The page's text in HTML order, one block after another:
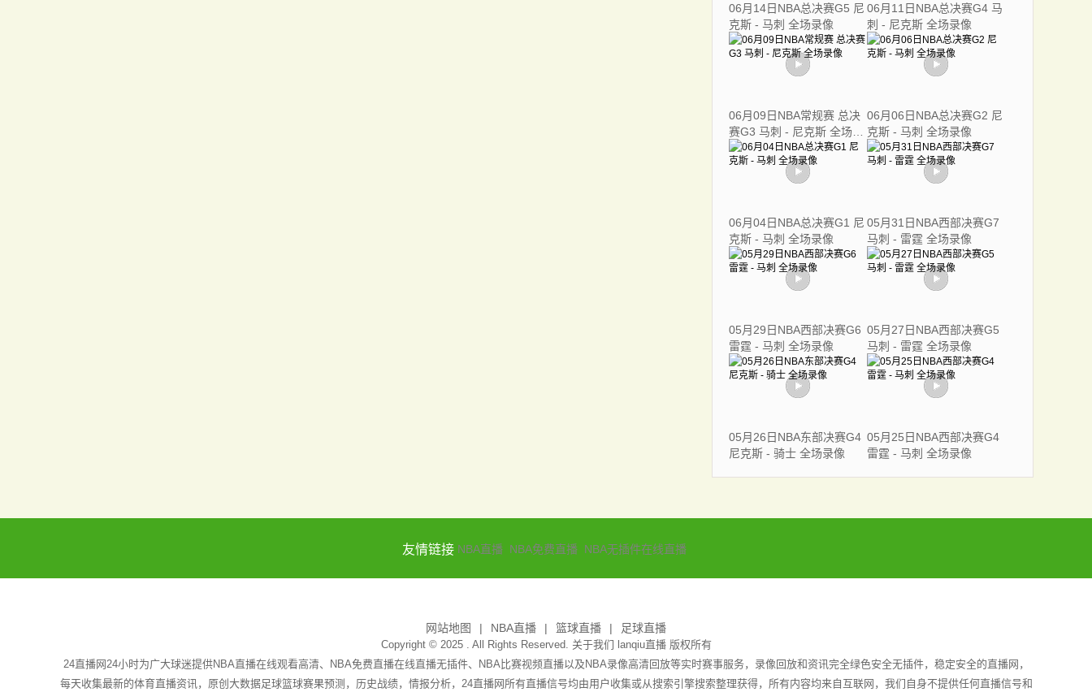
06月14日NBA总决赛G5 尼
克斯 - 马刺 全场录像
06月11日NBA总决赛G4 马
刺 - 尼克斯 全场录像
06月09日NBA常规赛 总决
赛G3 马刺 - 尼克斯 全场录
像
06月06日NBA总决赛G2 尼
克斯 - 马刺 全场录像
06月04日NBA总决赛G1 尼
克斯 - 马刺 全场录像
05月31日NBA西部决赛G7
马刺 - 雷霆 全场录像
05月29日NBA西部决赛G6
雷霆 - 马刺 全场录像
05月27日NBA西部决赛G5
马刺 - 雷霆 全场录像
05月26日NBA东部决赛G4
尼克斯 - 骑士 全场录像
05月25日NBA西部决赛G4
雷霆 - 马刺 全场录像
友情链接 NBA直播 NBA免费直播 NBA无插件在线直播
网站地图 NBA直播 篮球直播 足球直播
Copyright © 2025 . All Rights Reserved. 关于我们 lanqiu直播版权所有
24直播网24小时为广大球迷提供NBA直播在线观看高清、NBA免费直播在线直播无插件、NBA比赛视频直播以及NBA录像高清回放等实时赛事服务，录像回放和资讯完全绿色安全无插件，稳定安全的直播网，
每天收集最新的体育直播资讯，原创大数据足球篮球赛果预测，历史战绩，情报分析，24直播网所有直播信号均由用户收集或从搜索引擎搜索整理获得，所有内容均来自互联网，我们自身不提供任何直播信号和